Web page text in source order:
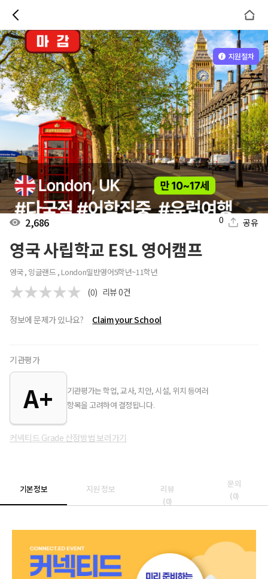
2,686 0 공유
영국 사립학교 ESL 영어캠프
영국 , 잉글랜드 , London일반영어5학년~11학년
(0) 리뷰0건
정보에 문제가 있나요? Claim your School
기관평가
A+
기관평가는 학업, 교사, 치안, 시설, 위치 등여러
항목을 고려하여 결정됩니다.
커넥티드 Grade 산정방법 보러가기
지원절차
기본정보 지원 정보
리뷰
(0)
문의
(0)